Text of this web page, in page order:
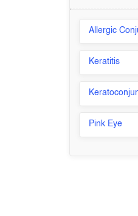
Allergic
Keratitis
Pink Eye